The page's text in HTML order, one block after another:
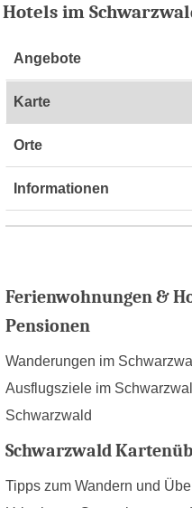
Hotels im
Angebote
Karte
Orte
Informationen
Ferienwohnungen &
Pensionen
Wanderungen im
Ausflugsziele im
Schwarzwald
Schwarzwald
Tipps zum Wandern und